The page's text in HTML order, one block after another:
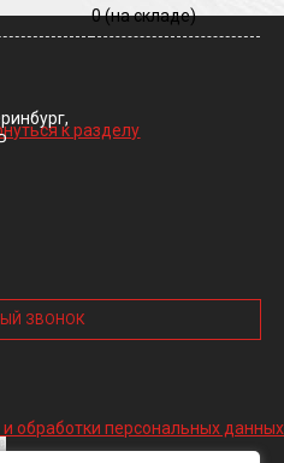
0(на складе)
к разделу
ЗВОНОК
обработки персональных данных